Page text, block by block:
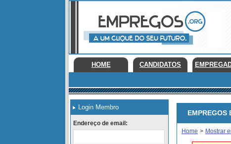
HOME CANDIDATOS
Login Membro
Endereço de email:
EMPREGOS
Home > Mostrar